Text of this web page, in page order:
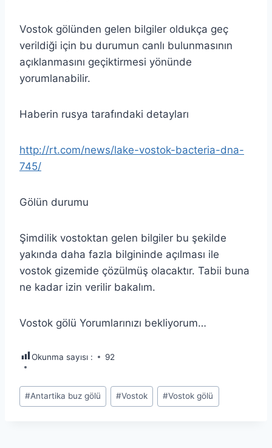
Vostok gölünden gelen bilgiler oldukça geç
verildiği için bu durumun canlı bulunmasının
açıklanmasını geçiktirmesi yönünde
yorumlanabilir.
Haberin rusya tarafındaki detayları
http://rt.com/news/lake-vostok-bacteria-dna-
745/
Gölün durumu
Şimdilik vostoktan gelen bilgiler bu şekilde
yakında daha fazla bilgininde açılması ile
vostok gizemide çözülmüş olacaktır. Tabii buna
ne kadar izin verilir bakalım.
Vostok gölü Yorumlarınızı bekliyorum…
Okunma sayısı : 92
Post
Tags:
#Antartika buz gölü #Vostok #Vostok gölü